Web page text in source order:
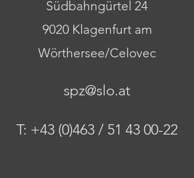
Südbahngürtel 24
9020 Klagenfurt am
Wörthersee/Celovec
spz@slo.at
T: +43 (0)463 / 51 43 00-22